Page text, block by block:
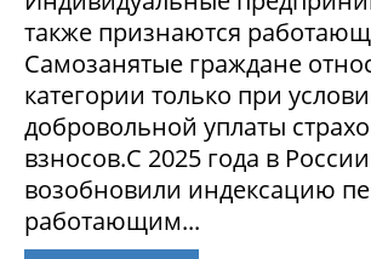
также признаются
Самозанятые граждане
категории только при
добровольной уплаты
взносов.С 2025 года в России
возобновили индексацию
работающим...